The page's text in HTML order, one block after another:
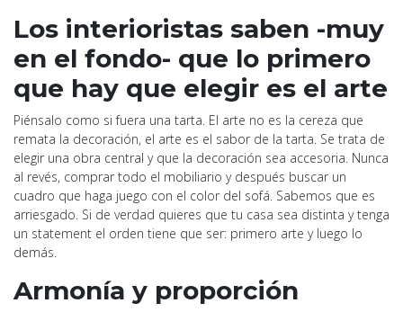
Los interioristas saben -muy
en el fondo- que lo primero
que hay que elegir es el arte
Piénsalo como si fuera una tarta. El arte no es la cereza que
remata la decoración, el arte es el sabor de la tarta. Se trata de
elegir una obra central y que la decoración sea accesoria. Nunca
al revés, comprar todo el mobiliario y después buscar un
cuadro que haga juego con el color del sofá. Sabemos que es
arriesgado. Si de verdad quieres que tu casa sea distinta y tenga
un statement el orden tiene que ser: primero arte y luego lo
demás.
Armonía y proporción